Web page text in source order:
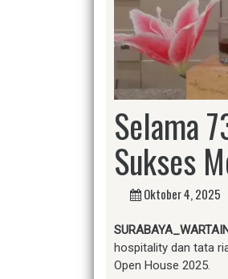
Selama
Sukses
Oktober 4, 2025
hospitality dan tata
Open House 2025.